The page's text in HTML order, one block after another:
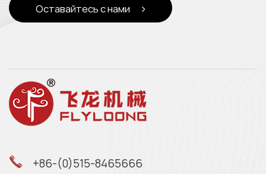
Оставайтесь с нами
+86-(0)515-8465666